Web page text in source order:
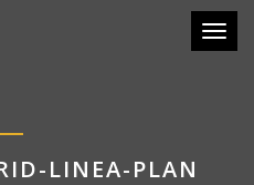
LINEA-PLAN